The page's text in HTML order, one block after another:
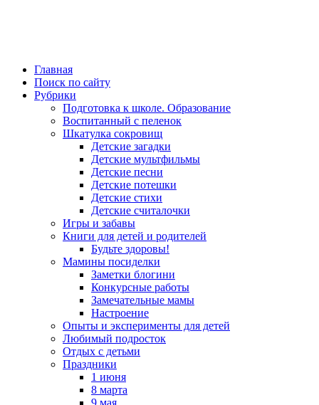
Главная
Поиск по сайту
Рубрики
Подготовка к школе. Образование
Воспитанный с пеленок
Шкатулка сокровищ
Детские загадки
Детские мультфильмы
Детские песни
Детские потешки
Детские стихи
Детские считалочки
Игры и забавы
Книги для детей и родителей
Будьте здоровы!
Мамины посиделки
Заметки блогини
Конкурсные работы
Замечательные мамы
Настроение
Опыты и эксперименты для детей
Любимый подросток
Отдых с детьми
Праздники
1 июня
8 марта
9 мая